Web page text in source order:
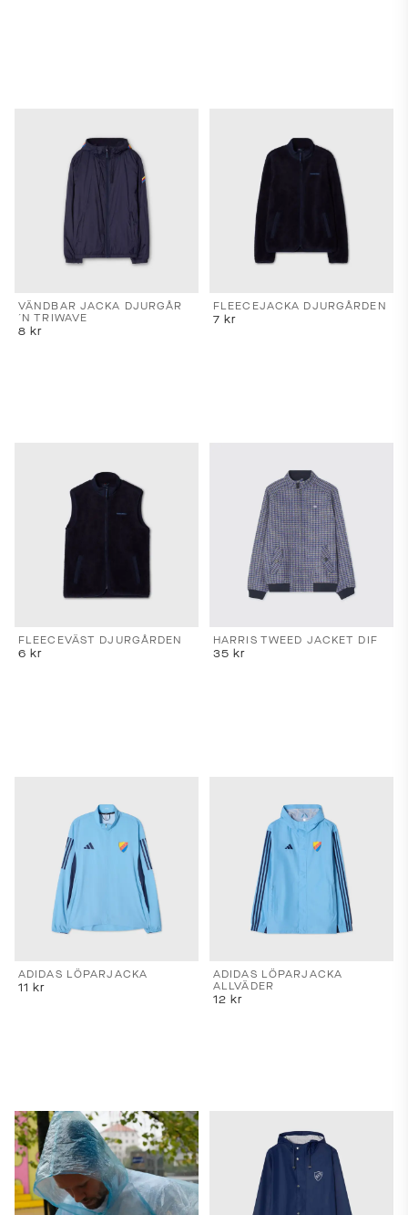
VÄNDBAR JACKA DJURGÅR
´N TRIWAVE
8 kr
FLEECEJACKA DJURGÅRDEN
7 kr
FLEECEVÄST DJURGÅRDEN
6 kr
HARRIS TWEED JACKET DIF
35 kr
ADIDAS LÖPARJACKA
11 kr
ADIDAS LÖPARJACKA
ALLVÄDER
12 kr